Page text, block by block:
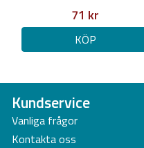
71 kr
KÖP
Kundservice
Vanliga frågor
Kontakta oss